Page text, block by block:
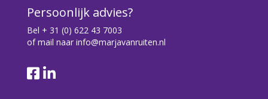
Persoonlijk advies?
Bel + 31 (0) 622 43 7003
of mail naar info@marjavanruiten.nl